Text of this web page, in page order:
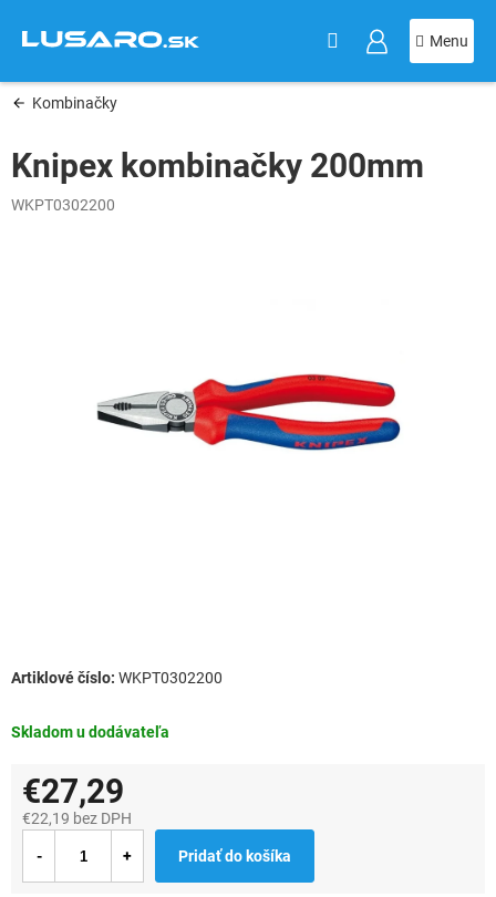
obsah
Kombinačky
Knipex kombinačky 200mm
WKPT0302200
Skladom u dodávateľa
WKPT0302200
€27,29
€22,19 bez DPH
cena:
Pridať do košíka